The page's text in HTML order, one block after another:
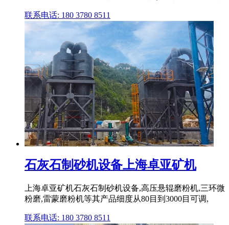
联系电话: 180 3780 8511
石灰石制砂机设备上海卓亚矿机
上海卓亚矿机石灰石制砂机设备,高压悬辊磨粉机,三环微
粉磨,雷蒙磨粉机等其产品细度从80目到3000目可调,
联系电话: 180 3780 8511